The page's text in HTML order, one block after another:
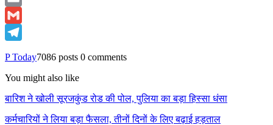
Email
Gmail
P Today7086 posts 0 comments
You might also like
बारिश ने खोली सूरजकुंड रोड की पोल, पुलिया का बड़ा हिस्सा धंसा
कर्मचारियों ने लिया बड़ा फैसला, तीनों दिनों के लिए बढ़ाई हड़ताल